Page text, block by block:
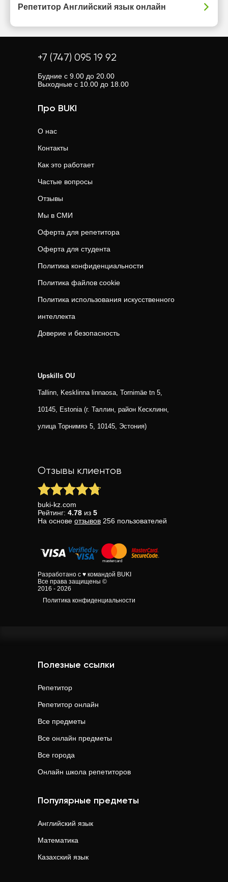
Репетитор Английский язык онлайн
+7 (747) 095 19 92
Будние с 9.00 до 20.00
Выходные с 10.00 до 18.00
Про BUKI
О нас
Контакты
Как это работает
Частые вопросы
Отзывы
Мы в СМИ
Оферта для репетитора
Оферта для студента
Политика конфиденциальности
Политика файлов cookie
Политика использования искусственного
интеллекта
Доверие и безопасность
Upskills OU
Tallinn, Kesklinna linnaosa, Tornimäe tn 5,
10145, Estonia (г. Таллин, район Кесклинн,
улица Торнимяэ 5, 10145, Эстония)
Отзывы клиентов
buki-kz.com
Рейтинг: 4.78 из 5
На основе отзывов 256 пользователей
Разработано с ♥ командой BUKI
Все права защищены ©
2016 - 2026
Политика конфиденциальности
Полезные ссылки
Репетитор
Репетитор онлайн
Все предметы
Все онлайн предметы
Все города
Онлайн школа репетиторов
Популярные предметы
Английский язык
Математика
Казахский язык